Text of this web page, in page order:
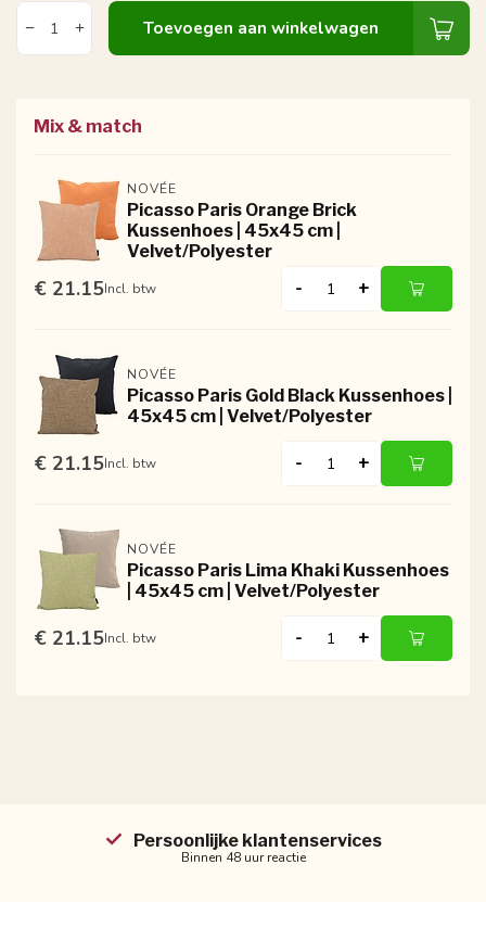
Toevoegen aan winkelwagen
Mix & match
NOVÉE
Picasso Paris Orange Brick
Kussenhoes | 45x45 cm |
Velvet/Polyester
€ 21.15Incl. btw - +
NOVÉE
Picasso Paris Gold Black Kussenhoes |
45x45 cm | Velvet/Polyester
€ 21.15Incl. btw - +
NOVÉE
Picasso Paris Lima Khaki Kussenhoes
| 45x45 cm | Velvet/Polyester
€ 21.15Incl. btw - +
Persoonlijke klantenservices
Binnen 48 uur reactie